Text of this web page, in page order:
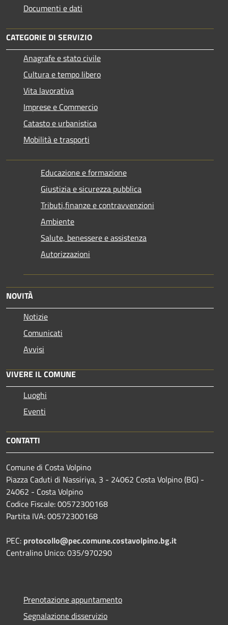
Documenti e dati
CATEGORIE DI SERVIZIO
Anagrafe e stato civile
Cultura e tempo libero
Vita lavorativa
Imprese e Commercio
Catasto e urbanistica
Mobilità e trasporti
Educazione e formazione
Giustizia e sicurezza pubblica
Tributi,finanze e contravvenzioni
Ambiente
Salute, benessere e assistenza
Autorizzazioni
NOVITÀ
Notizie
Comunicati
Avvisi
VIVERE IL COMUNE
Luoghi
Eventi
CONTATTI
Comune di Costa Volpino
Piazza Caduti di Nassiriya, 3 - 24062 Costa Volpino (BG) -
24062 - Costa Volpino
Codice Fiscale: 00572300168
Partita IVA: 00572300168
PEC: protocollo@pec.comune.costavolpino.bg.it
Centralino Unico: 035/970290
Prenotazione appuntamento
Segnalazione disservizio